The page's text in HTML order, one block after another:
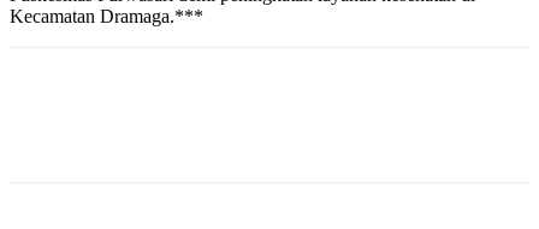
Kecamatan Dramaga.***